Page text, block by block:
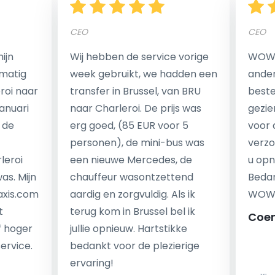
Een van de meest aantrekkelijke voordelen van
luchthaventaxi's is een vast tarief voor uw rit. In
tegenstelling tot traditionele taxi's met taxameter
brengen wij u geen extra kosten in rekening voor de
nachtrit.
We hebben geen ophaaltarief of extra kosten voor
wachttijd als uw vlucht vertraging heeft.
Kijk op onze website voor meer informatie over uw
transferkosten. Ons boekingsformulier bevat alle
mogelijke extra's die u kunt kiezen en de prijs die u
krijgt is transparant voor een passagier en een
naar
Mijn
hoger
CEO
Wij hebben de service vorige
week gebruikt, we hadden een
transfer in Brussel, van BRU
naar Charleroi. De prijs was
erg goed, (85 EUR voor 5
personen), de mini-bus was
een nieuwe Mercedes, de
chauffeur wasontzettend
aardig en zorgvuldig. Als ik
terug kom in Brussel bel ik
jullie opnieuw. Hartstikke
bedankt voor de plezierige
ervaring!
CEO
voor
u